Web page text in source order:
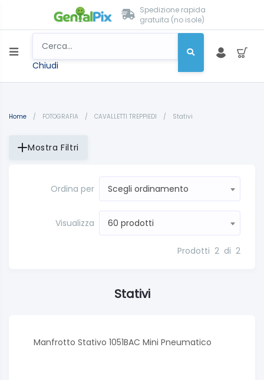
Spedizione rapida
gratuita (no isole)
Chiudi
Home / FOTOGRAFIA / CAVALLETTI TREPPIEDI / Stativi
Mostra Filtri
Ordina per Scegli ordinamento
Visualizza 60 prodotti
Prodotti 2 di 2
Stativi
Manfrotto Stativo 1051BAC Mini Pneumatico